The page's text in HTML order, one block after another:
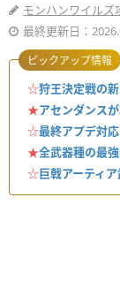
モンハンワイルズ
最終更新日：
☆狩王決定戦の
★アセンダンス
☆最終アプデ対
★全武器種の最
☆巨戟アーティ
ピックアップ情報